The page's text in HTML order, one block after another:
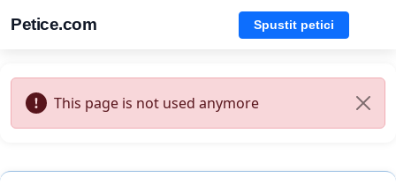
Petice.com Spustit petici
This page is not used anymore